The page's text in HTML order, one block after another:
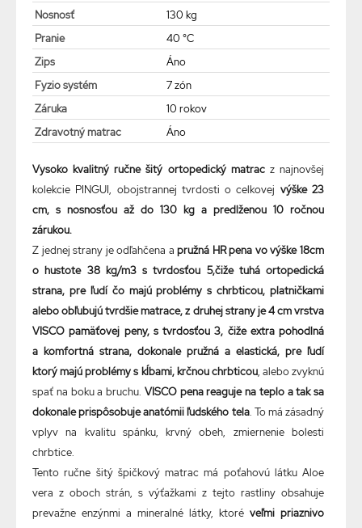
Nosnosť
130 kg
Pranie
40 °C
Zips
Áno
Fyzio systém
7 zón
Záruka
10 rokov
Zdravotný matrac
Áno
Vysoko kvalitný ručne šitý ortopedický matracz najnovšej
kolekcie PINGUI, obojstrannej tvrdosti o celkovej výške 23
cm, s nosnosťou až do 130 kg a predlženou 10 ročnou
zárukou.
Z jednej strany je odľahčena apružná HR pena vo výške 18cm
o hustote 38 kg/m3 s tvrdosťou 5,čiže tuhá ortopedická
strana, pre ľudí čo majú problémy s chrbticou, platničkami
alebo obľubujú tvrdšie matrace, z druhej strany je 4 cm vrstva
VISCO pamäťovej peny, s tvrdosťou 3, čiže extra pohodlná
a komfortná strana, dokonale pružná a elastická, pre ľudí
ktorý majú problémy s kĺbami, krčnou chrbticou, alebo zvyknú
spať na boku a bruchu. VISCO pena reaguje na teplo a tak sa
dokonale prispôsobuje anatómii ľudského tela. To má zásadný
vplyv na kvalitu spánku, krvný obeh, zmiernenie bolesti
chrbtice.
Tento ručne šitý špičkový matrac má poťahovú látku Aloe
vera z oboch strán, s výťažkami z tejto rastliny obsahuje
prevažne enzýnmi a mineralné látky, ktoré veľmi priaznivo